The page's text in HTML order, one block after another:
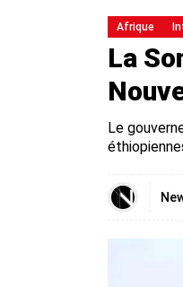
Afrique
La
Le